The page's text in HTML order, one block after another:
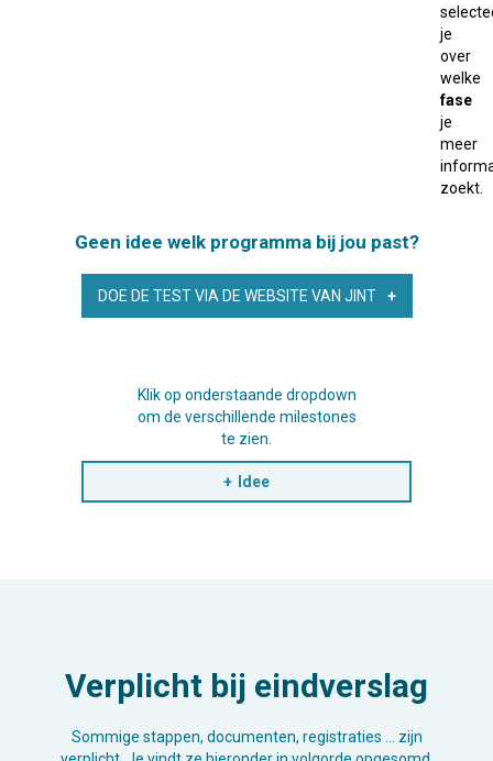
je
over
welke
fase
je
meer
zoekt.
Geen idee welk programma bij jou past?
DOE DE TEST VIA DE WEBSITE VAN JINT
Klik op onderstaande dropdown
om de verschillende milestones
te zien.
Idee
Verplicht bij eindverslag
Sommige stappen, documenten, registraties … zijn